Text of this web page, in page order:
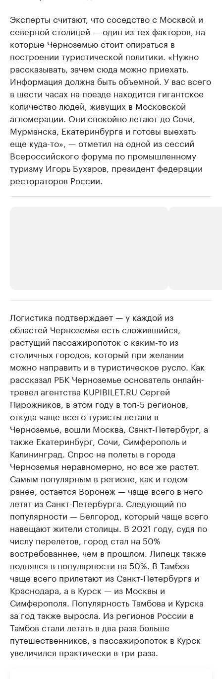
Эксперты считают, что соседство с Москвой и
северной столицей — один из тех факторов, на
которые Черноземью стоит опираться в
построении туристической политики. «Нужно
рассказывать, зачем сюда можно приехать.
Информация должна быть объемной. У вас всего
в шести часах на поезде находится гигантское
количество людей, живущих в Московской
агломерации. Они спокойно летают до Сочи,
Мурманска, Екатеринбурга и готовы выехать
еще куда-то», — отметил на одной из сессий
Всероссийского форума по промышленному
туризму Игорь Бухаров, президент федерации
рестораторов России.
Делитесь новостями бизнеса на РБК
Управляйте страницей компании и развивайте личные
Посмотрите
Логистика подтверждает — у каждой из
областей Черноземья есть сложившийся,
растущий пассажиропоток с каким-то из
столичных городов, который при желании
можно направить и в туристическое русло. Как
рассказал РБК Черноземье основатель онлайн-
тревел агентства KUPIBILET.RU Сергей
Пирожников, в этом году в топ-5 регионов,
откуда чаще всего туристы летали в
Черноземье, вошли Москва, Санкт-Петербург, а
также Екатеринбург, Сочи, Симферополь и
Калининград. Спрос на полеты в города
Черноземья неравномерно, но все же растет.
Самым популярным в регионе, как и годом
ранее, остается Воронеж — чаще всего в него
летят из Санкт-Петербурга. Следующий по
популярности — Белгород, который чаще всего
навещают жители столицы. В 2021 году, судя по
числу перелетов, город стал на 50%
востребованнее, чем в прошлом. Липецк также
поднялся в популярности на 50%. В Тамбов
чаще всего прилетают из Санкт-Петербурга и
Краснодара, а в Курск — из Москвы и
Симферополя. Популярность Тамбова и Курска
за год также выросла. Из регионов России в
Тамбов стали летать в два раза больше
путешественников, а пассажиропоток в Курск
увеличился практически в три раза.